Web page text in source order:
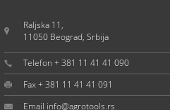
Raljska 11,
11050 Beograd, Srbija
Telefon + 381 11 41 41 090
Fax + 381 11 41 41 091
Email info@agrotools.rs